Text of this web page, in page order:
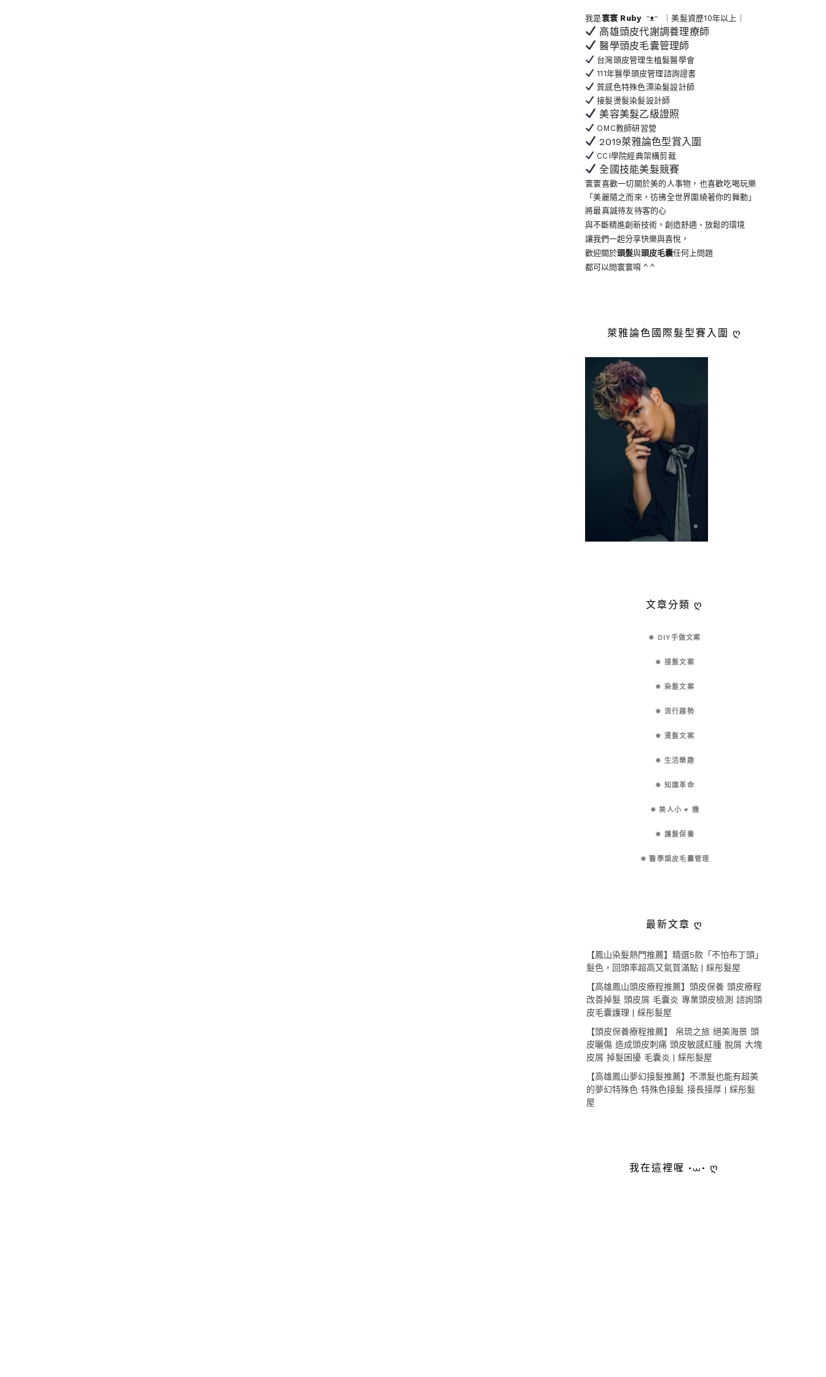
我是寰寰 Ruby ᵔᴥᵔ ｜美髮資歷10年以上｜
高雄頭皮代謝調養理療師
醫學頭皮毛囊管理師
台灣頭皮管理生植髮醫學會
111年醫學頭皮管理諮詢證書
質感色特殊色漂染髮設計師
接髮燙髮染髮設計師
美容美髮乙級證照
OMC教師研習營
2019萊雅論色型賞入圍
CCI學院經典架構剪裁
全國技能美髮競賽
寰寰喜歡一切關於美的人事物 ，也喜歡吃喝玩樂
「美麗隨之而來，彷彿全世界圍繞著你的舞動」
將最真誠待友待客的心
與不斷精進創新技術，創造舒適、放鬆的環境
讓我們一起分享快樂與喜悅，
歡迎關於頭髮與頭皮毛囊任何上問題
都可以問寰寰唷 ^ ^
萊雅論色國際髮型賽入圍 ღ
文章分類 ღ
✵ DIY手做文案
✵ 接髮文案
✵ 染髮文案
✵ 流行趨勢
✵ 燙髮文案
✵ 生活樂趣
✵ 知識革命
✵ 美人小 ♥ 機
✵ 護髮保養
✵ 醫學頭皮毛囊管理
最新文章 ღ
【鳳山染髮熱門推薦】精選5款「不怕布丁頭」
髮色，回頭率超高又氣質滿點 | 綵彤髮屋
【高雄鳳山頭皮療程推薦】頭皮保養 頭皮療程
改善掉髮 頭皮屑 毛囊炎 專業頭皮檢測 諮詢頭
皮毛囊護理 | 綵彤髮屋
【頭皮保養療程推薦】 帛琉之旅 絕美海景 頭
皮曬傷 造成頭皮刺痛 頭皮敏感紅腫 脫屑 大塊
皮屑 掉髮困擾 毛囊炎 | 綵彤髮屋
【高雄鳳山夢幻接髮推薦】不漂髮也能有超美
的夢幻特殊色 特殊色接髮 接長接厚 | 綵彤髮
屋
我在這裡喔 •⩊• ღ